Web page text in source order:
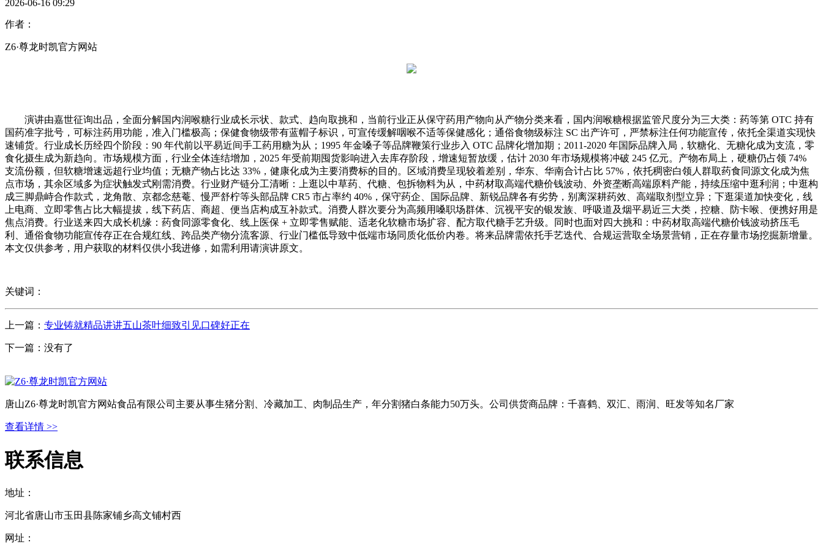
2026-06-16 09:29
作者：
Z6·尊龙时凯官方网站
演讲由嘉世征询出品，全面分解国内润喉糖行业成长示状、款式、趋向取挑和，当前行业正从保守药用产物向从产物分类来看，国内润喉糖根据监管尺度分为三大类：药等第 OTC 持有
国药准字批号，可标注药用功能，准入门槛极高；保健食物级带有蓝帽子标识，可宣传缓解咽喉不适等保健感化；通俗食物级标注 SC 出产许可，严禁标注任何功能宣传，依托全渠道实现快
速铺货。行业成长历经四个阶段：90 年代前以平易近间手工药用糖为从；1995 年金嗓子等品牌鞭策行业步入 OTC 品牌化增加期；2011-2020 年国际品牌入局，软糖化、无糖化成为支流，零
食化摄生成为新趋向。市场规模方面，行业全体连结增加，2025 年受前期囤货影响进入去库存阶段，增速短暂放缓，估计 2030 年市场规模将冲破 245 亿元。产物布局上，硬糖仍占领 74%
支流份额，但软糖增速远超行业均值；无糖产物占比达 33%，健康化成为主要消费标的目的。区域消费呈现较着差别，华东、华南合计占比 57%，依托稠密白领人群取药食同源文化成为焦
点市场，其余区域多为症状触发式刚需消费。行业财产链分工清晰：上逛以中草药、代糖、包拆物料为从，中药材取高端代糖价钱波动、外资垄断高端原料产能，持续压缩中逛利润；中逛构
成三脚鼎峙合作款式，龙角散、京都念慈菴、慢严舒柠等头部品牌 CR5 市占率约 40%，保守药企、国际品牌、新锐品牌各有劣势，别离深耕药效、高端取剂型立异；下逛渠道加快变化，线
上电商、立即零售占比大幅提拔，线下药店、商超、便当店构成互补款式。消费人群次要分为高频用嗓职场群体、沉视平安的银发族、呼吸道及烟平易近三大类，控糖、防卡喉、便携好用是
焦点消费。行业送来四大成长机缘：药食同源零食化、线上医保 + 立即零售赋能、适老化软糖市场扩容、配方取代糖手艺升级。同时也面对四大挑和：中药材取高端代糖价钱波动挤压毛
利、通俗食物功能宣传存正在合规红线、跨品类产物分流客源、行业门槛低导致中低端市场同质化低价内卷。将来品牌需依托手艺迭代、合规运营取全场景营销，正在存量市场挖掘新增量。
本文仅供参考，用户获取的材料仅供小我进修，如需利用请演讲原文。
关键词：
上一篇： 专业铸就精品讲讲五山茶叶细致引见口碑好正在
下一篇：没有了
唐山Z6·尊龙时凯官方网站食品有限公司主要从事生猪分割、冷藏加工、肉制品生产，年分割猪白条能力50万头。公司供货商品牌：千喜鹤、双汇、雨润、旺发等知名厂家
查看详情 >>
联系信息
地址：
河北省唐山市玉田县陈家铺乡高文铺村西
网址：